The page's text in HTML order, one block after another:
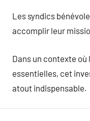
Les syndics
accomplir leur
Dans un contexte
essentielles, cet
atout indispensable.